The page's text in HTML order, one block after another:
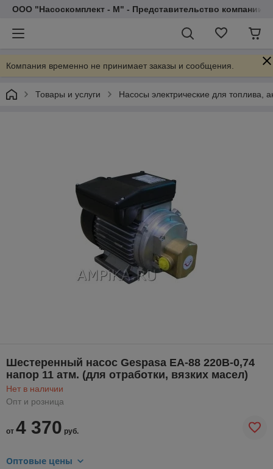
ООО "Насоскомплект - М" - Представительство компании
Компания временно не принимает заказы и сообщения.
Товары и услуги Насосы электрические для топлива,
Шестеренный насос Gespasa EA-88 220В-0,74
напор 11 атм. (для отработки, вязких масел)
Нет в наличии
Опт и розница
от 4 370 руб.
Оптовые цены